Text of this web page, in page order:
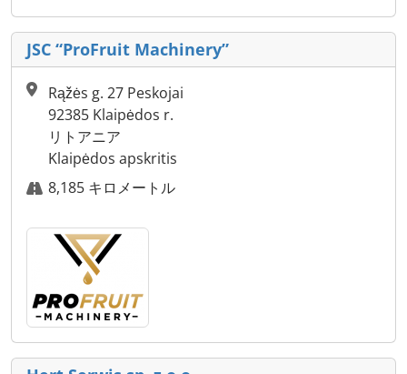
JSC “ProFruit Machinery”
Rąžės g. 27 Peskojai
92385 Klaipėdos r.
リトアニア
Klaipėdos apskritis
8,185 キロメートル